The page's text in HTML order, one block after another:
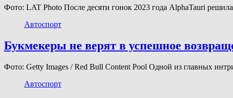
Фото: LAT Photo После десяти гонок 2023 года AlphaTauri
Автоспорт
Букмекеры не верят в успешное
Фото: Getty Images / Red Bull Content Pool Одной из главных
Автоспорт